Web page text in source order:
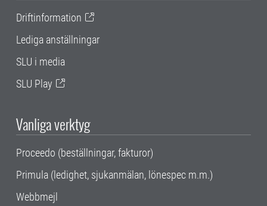
Driftinformation
Lediga anställningar
SLU i media
SLU Play
Vanliga verktyg
Proceedo (beställningar, fakturor)
Primula (ledighet, sjukanmälan, lönespec m.m.)
Webbmejl